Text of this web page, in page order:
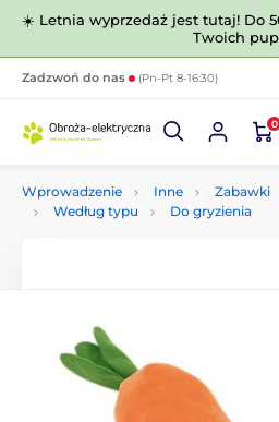
☀️ Letnia wyprzedaż jest tutaj! Do
Twoich
Zadzwoń do nas (Pn-Pt 8-16:30)
0
Wprowadzenie Inne Zabawki
Według typu
Do gryzienia